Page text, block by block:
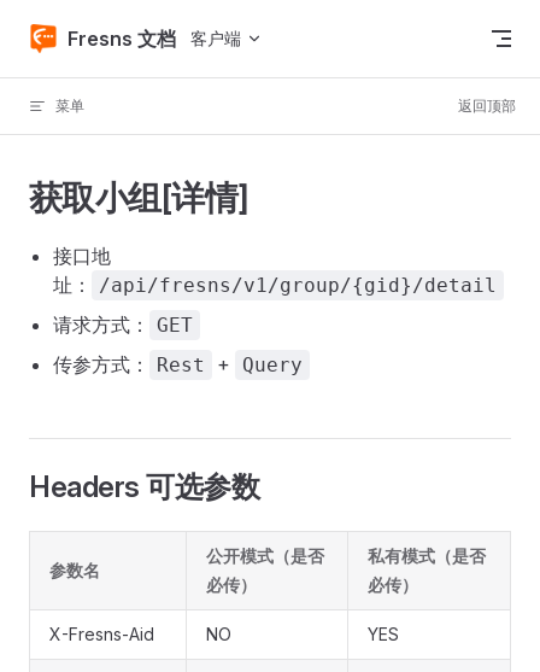
Skip to content
Fresns 文档 客户端
菜单 返回顶部
获取小组[详情]
接口地
址：
/api/fresns/v1/group/{gid}/detail
请求方式： GET
传参方式： Rest + Query
Headers 可选参数
参数名
公开模式（是否
必传）
私有模式（是否
必传）
X-Fresns-Aid NO YES